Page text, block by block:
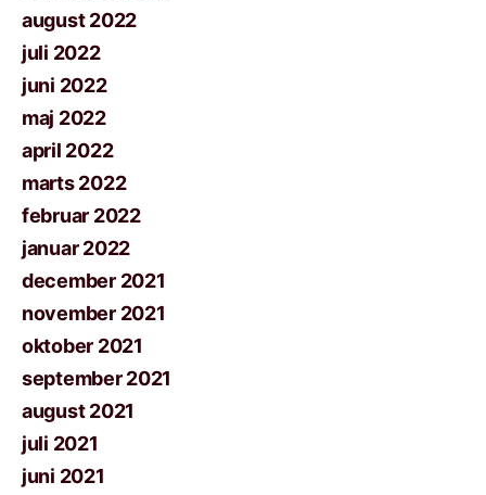
august 2022
juli 2022
juni 2022
maj 2022
april 2022
marts 2022
februar 2022
januar 2022
december 2021
november 2021
oktober 2021
september 2021
august 2021
juli 2021
juni 2021